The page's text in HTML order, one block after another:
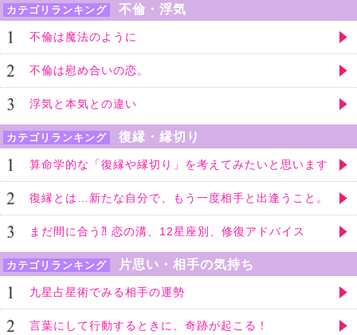
カテゴリランキング 不倫・浮気
不倫は魔法のように
不倫は慰め合いの恋。
浮気と本気との違い
カテゴリランキング 復縁・縁切り
算命学的な「復縁や縁切り」を考えてみたいと思います
復縁とは…新たな自分で、もう一度相手と出逢うこと。
まだ間に合う⁈ 恋の溝、12星座別、修復アドバイス
カテゴリランキング 片思い・相手の気持ち
九星占星術でみる相手の運勢
言葉にして行動するときに、奇跡が起こる！